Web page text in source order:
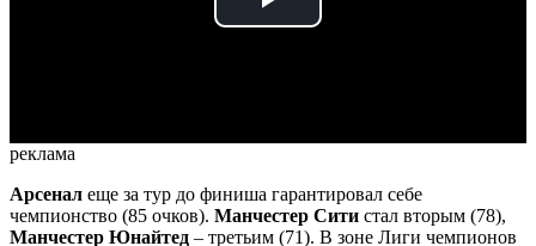
Play
реклама
Арсенал еще за тур до финиша гарантировал себе
чемпионство (85 очков). Манчестер Сити стал вторым (78),
Манчестер Юнайтед – третьим (71). В зоне Лиги чемпионов